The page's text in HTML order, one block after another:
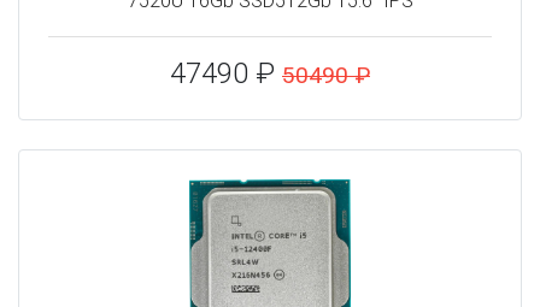
47490 ₽ 50490 ₽